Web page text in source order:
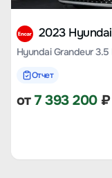
2023
Hyundai Grandeur 3.5
Отчет
от7 393 200₽